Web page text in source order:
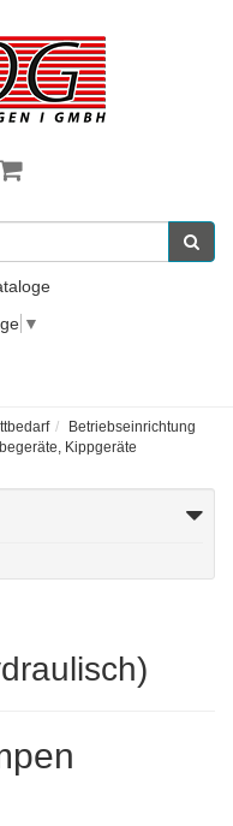
▼
Betriebseinrichtung
Kippgeräte